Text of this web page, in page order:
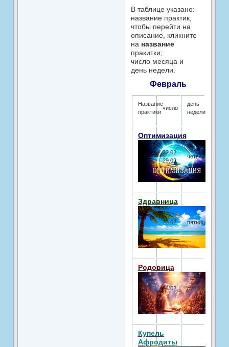
В таблице указано:
название практик,
чтобы перейти на
описание, кликните
на название
пракитки;
число месяца и
день недели.
Февраль
Название
практики
число
день
недели
Оптимизация
22.02
29.02
четверг
Здравница
23.02 пятница
Родовица
24.02 суббота
Купель
Афродиты